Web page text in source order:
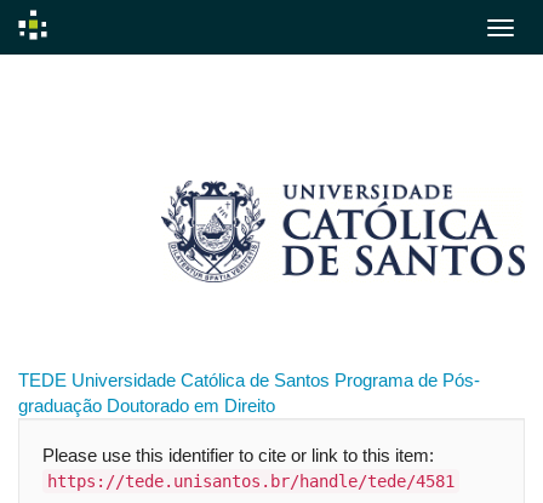
TEDE Universidade Católica de Santos Programa de Pós-
graduação Doutorado em Direito
Please use this identifier to cite or link to this item:
https://tede.unisantos.br/handle/tede/4581